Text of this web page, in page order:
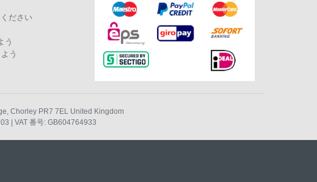
ださい
う
う
Chorley PR7 7EL United Kingdom
| VAT 番号: GB604764933